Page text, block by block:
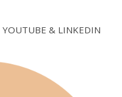
YOUTUBE & LINKEDIN